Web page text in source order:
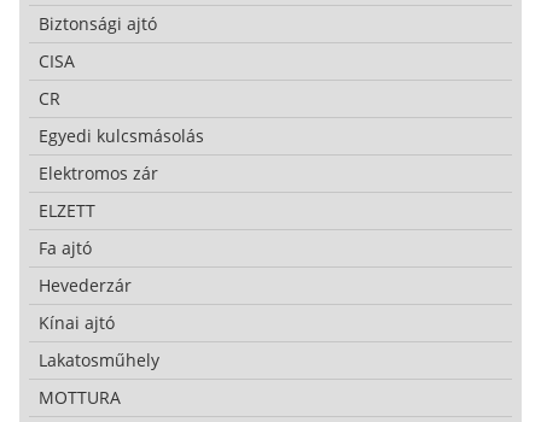
Biztonsági ajtó
CISA
CR
Egyedi kulcsmásolás
Elektromos zár
ELZETT
Fa ajtó
Hevederzár
Kínai ajtó
Lakatosműhely
MOTTURA